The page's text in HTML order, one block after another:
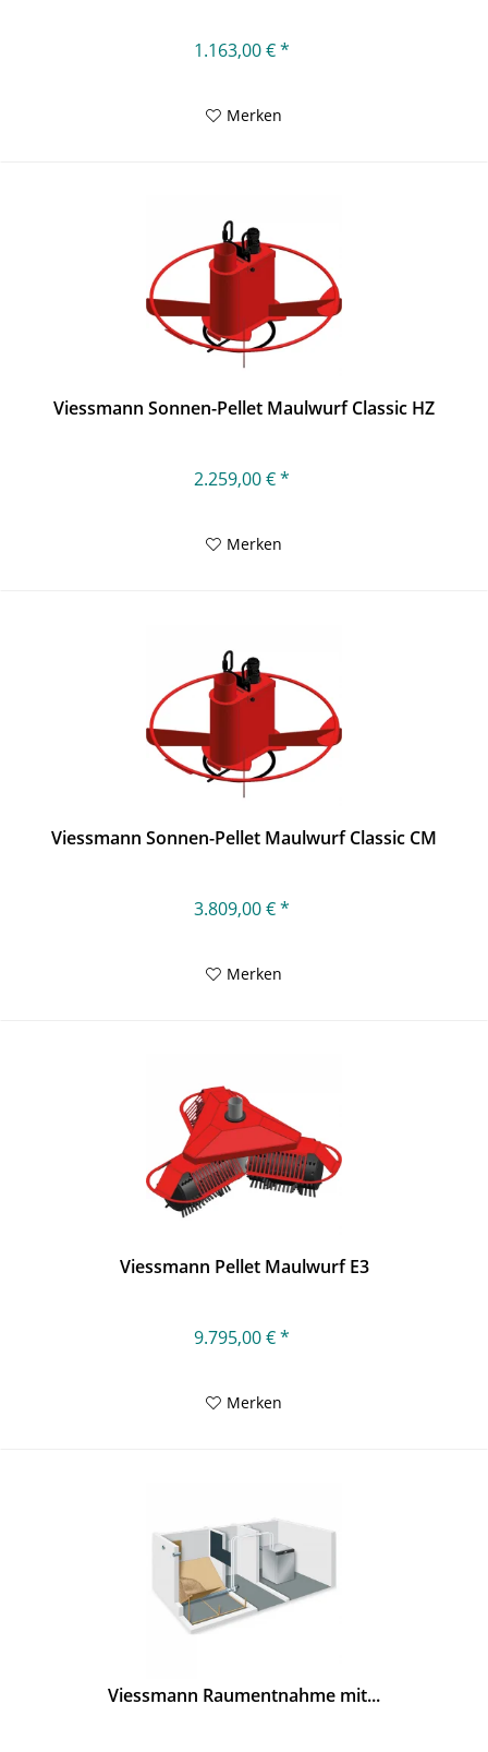
1.163,00 € *
Merken
Viessmann Sonnen-Pellet Maulwurf Classic HZ
2.259,00 € *
Merken
Viessmann Sonnen-Pellet Maulwurf Classic CM
3.809,00 € *
Merken
Viessmann Pellet Maulwurf E3
9.795,00 € *
Merken
Viessmann Raumentnahme mit...